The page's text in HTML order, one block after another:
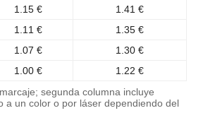
1.15 €
1.41 €
1.11 €
1.35 €
1.07 €
1.30 €
1.00 € 1.22 €
segunda columna incluye
a un color o por láser dependiendo del